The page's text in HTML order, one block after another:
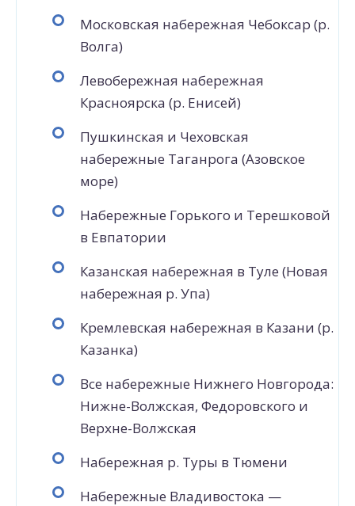
Московская набережная Чебоксар (р.
Волга)
Левобережная набережная
Красноярска (р. Енисей)
Пушкинская и Чеховская
набережные Таганрога (Азовское
море)
Набережные Горького и Терешковой
в Евпатории
Казанская набережная в Туле (Новая
набережная р. Упа)
Кремлевская набережная в Казани (р.
Казанка)
Все набережные Нижнего Новгорода:
Нижне-Волжская, Федоровского и
Верхне-Волжская
Набережная р. Туры в Тюмени
Набережные Владивостока —